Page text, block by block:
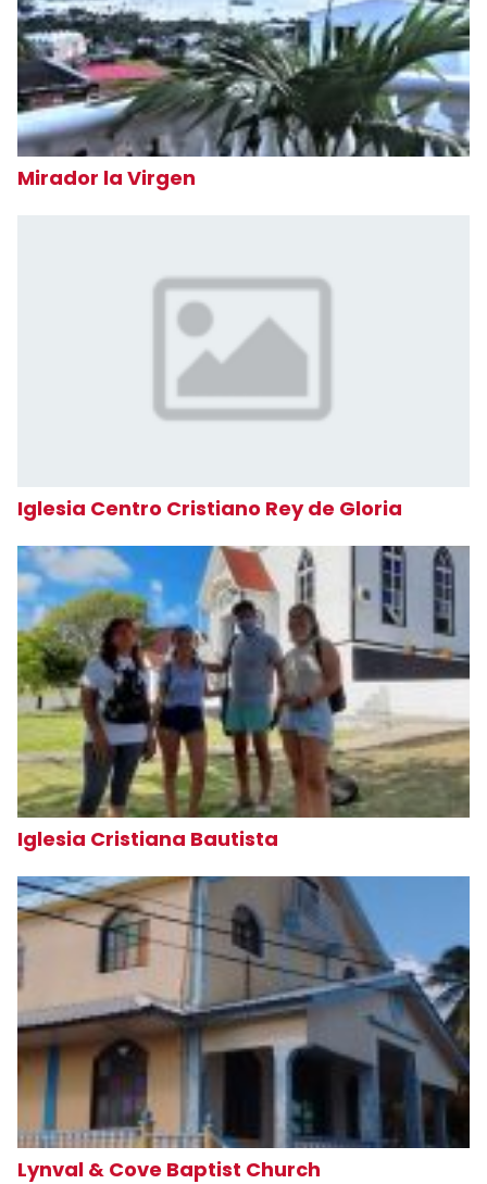
Mirador la Virgen
Iglesia Centro Cristiano Rey de Gloria
Iglesia Cristiana Bautista
Lynval & Cove Baptist Church